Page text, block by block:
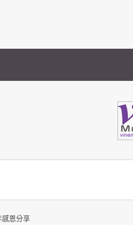
週年感恩分享
感恩分享